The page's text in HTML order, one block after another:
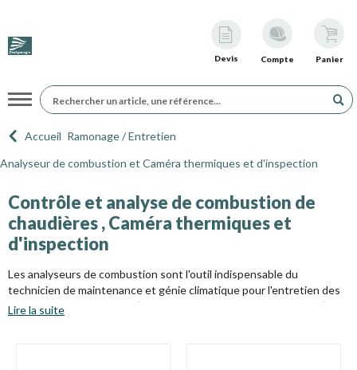
Devis Compte Panier
Navigation
Accueil Ramonage / Entretien
Analyseur de combustion et Caméra thermiques et d'inspection
Contrôle et analyse de combustion de
chaudières , Caméra thermiques et
d'inspection
Les analyseurs de combustion sont l'outil indispensable du
technicien de maintenance et génie climatique pour l'entretien des
chaudières de tous types (fioul, gaz, bois, pellets, copeaux, etc...).
Lire la suite